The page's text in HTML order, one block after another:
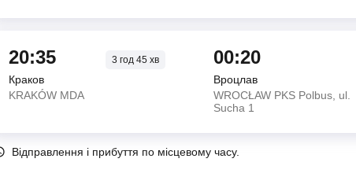
20:35 3 год45 хв
Краков
KRAKÓW MDA
00:20
Вроцлав
WROCŁAW PKS Polbus, ul.
Sucha 1
Відправлення і прибуття по місцевому часу.